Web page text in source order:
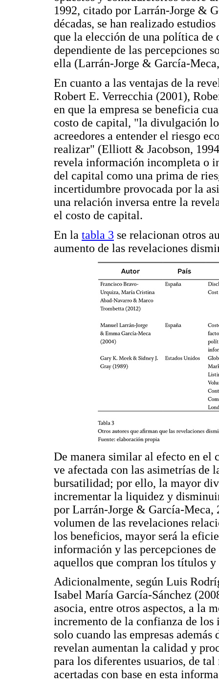
1992, citado por Larrán-Jorge &
décadas, se han realizado
que la elección de una política de
dependiente de las percepciones
ella (Larrán-Jorge & García-
En cuanto a las ventajas de la
Robert E. Verrecchia (2001),
en que la empresa se beneficia
costo de capital, "la divulgación
acreedores a entender el riesgo
realizar" (Elliott & Jacobson,
revela información incompleta o
del capital como una prima de
incertidumbre provocada por la
una relación inversa entre la
el costo de capital.
En la tabla 3 se relacionan otros
aumento de las revelaciones
De manera similar al efecto en el
ve afectada con las asimetrías de
bursatilidad; por ello, la mayor
incrementar la liquidez y
por Larrán-Jorge & García-Meca,
volumen de las revelaciones
los beneficios, mayor será la
información y las percepciones
aquellos que compran los títulos
Adicionalmente, según Luis
Isabel María García-Sánchez
asocia, entre otros aspectos, a la
incremento de la confianza de
solo cuando las empresas
revelan aumentan la calidad y
para los diferentes usuarios, de
acertadas con base en esta